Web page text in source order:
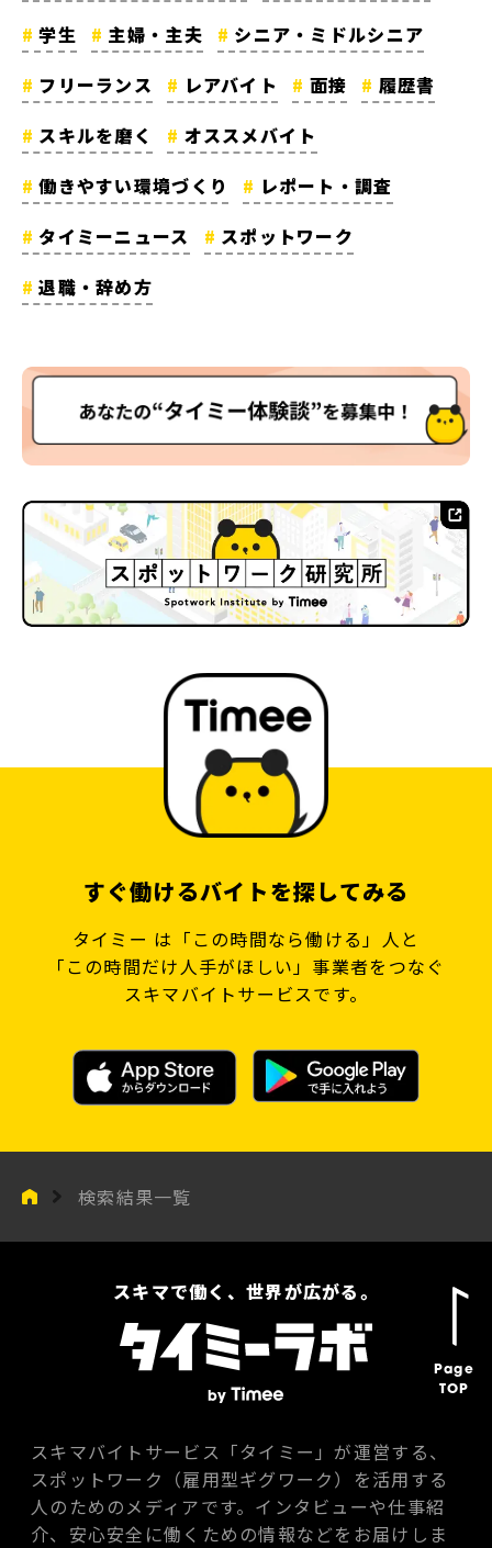
学生
主婦・主夫
シニア・ミドルシニア
フリーランス
レアバイト 面接
履歴書
スキルを磨く
オススメバイト
働きやすい環境づくり
レポート・調査
タイミーニュース
スポットワーク
退職・辞め方
すぐ働けるバイトを探してみる
タイミー は「この時間なら働ける」人と
「この時間だけ人手がほしい」事業者をつなぐ
スキマバイトサービスです。
検索結果一覧
Page
TOP
スキマで働く、世界が広がる。
スキマバイトサービス「タイミー」が運営する、
スポットワーク（雇用型ギグワーク）を活用する
人のためのメディアです。インタビューや仕事紹
介、安心安全に働くための情報などをお届けしま